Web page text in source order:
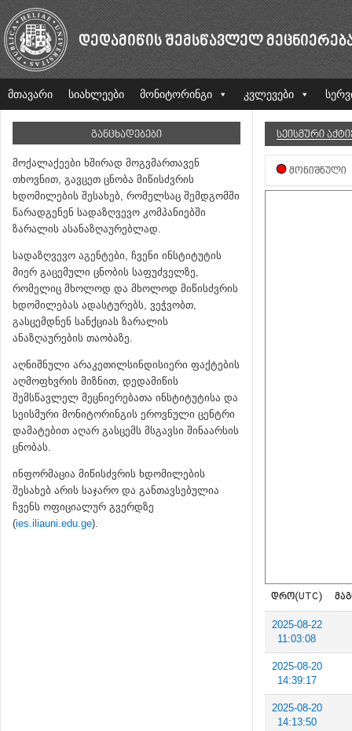
ᲓᲔᲓᲐᲛᲘᲬᲘᲡ ᲨᲔᲛᲡᲬᲐᲕᲚᲔᲚ
მთავარი სიახლეები მონიტორინგი კვლევები
ᲒᲐᲜᲪᲮᲐᲓᲔᲑᲔᲑᲘ
მოქალაქეები ხშირად მოგვმართავენ
თხოვნით, გავცეთ ცნობა მიწისძვრის
ხდომილების შესახებ, რომელსაც შემდგომში
წარადგენენ სადაზღვევო კომპანიებში
ზარალის ასანაზღაურებლად.
სადაზღვევო აგენტები, ჩვენი ინსტიტუტის
მიერ გაცემული ცნობის საფუძველზე,
რომელიც მხოლოდ და მხოლოდ მიწისძვრის
ხდომილებას ადასტურებს, ვეჭვობთ,
გასცემდნენ სანქციას ზარალის
ანაზღაურების თაობაზე.
აღნიშნული არაკეთილსინდისიერი ფაქტების
აღმოფხვრის მიზნით, დედამიწის
შემსწავლელ მეცნიერებათა ინსტიტუტისა და
სეისმური მონიტორინგის ეროვნული ცენტრი
დამატებით აღარ გასცემს მსგავსი შინაარსის
ცნობას.
ინფორმაცია მიწისძვრის ხდომილების
შესახებ არის საჯარო და განთავსებულია
ჩვენს ოფიციალურ გვერდზე
(ies.iliauni.edu.ge).
ᲡᲔᲘᲡᲛᲣᲠᲘ
ᲛᲝᲜᲘᲨᲜᲣᲚᲘ
ᲓᲠᲝ(UTC)
2025-08-22
11:03:08
2025-08-20
14:39:17
2025-08-20
14:13:50